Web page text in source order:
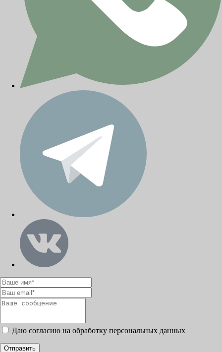
Даю согласию на обработку персональных данных
Отправить